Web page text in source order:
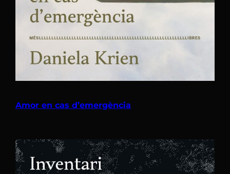
Amor en cas d’emergència